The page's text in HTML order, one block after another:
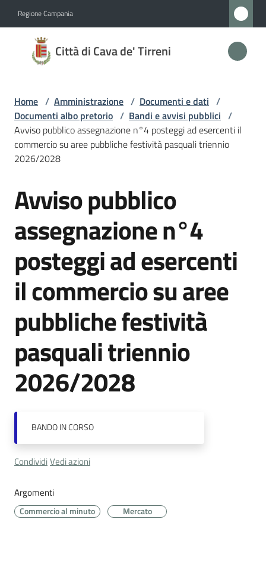
Regione Campania
Città di Cava de' Tirreni
Città
di
de'
Tirreni
Amministrazione
Novità
Servizi
Vivere
Cava
de'
Tirreni
Tutti
gli
argomenti...
Seguici
Home / Amministrazione / Documenti e dati /
Documenti albo pretorio / Bandi e avvisi pubblici /
Avviso pubblico assegnazione n°4 posteggi ad esercenti il
commercio su aree pubbliche festività pasquali triennio
2026/2028
Salta al contenuto
Avviso pubblico
assegnazione n°4
posteggi ad esercenti
il commercio su aree
pubbliche festività
pasquali triennio
2026/2028
BANDOIN CORSO
CondividiVedi azioni
Argomenti
Commercio al minuto Mercato